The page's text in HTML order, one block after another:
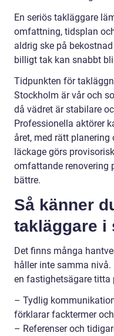
En seriös takläggare
omfattning, tidsplan
aldrig ske på
billigt tak kan snabbt
Tidpunkten för
Stockholm är vår och
då vädret är stabilare
Professionella aktörer
året, med rätt planering
läckage görs
omfattande renovering
bättre.
Så känner
takläggare i
Det finns många
håller inte samma
en fastighetsägare titta
– Tydlig
förklarar facktermer
– Referenser och